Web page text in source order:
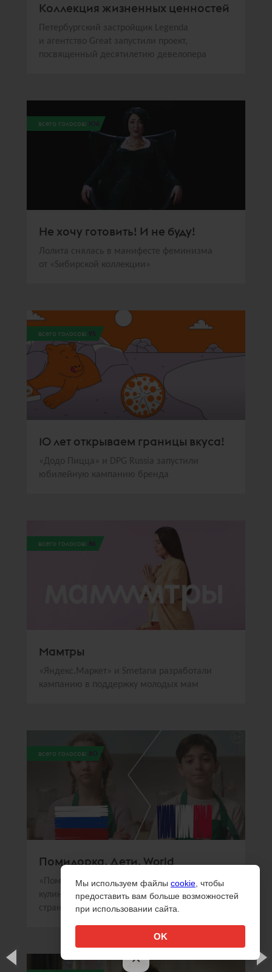
×
Коллекция жизненных ценностей
Петербургский застройщик Legenda
и агентство Great запустили проект,
посвященный десятилетию девелопера
всего голосов: 106
Не хочу готовить! И не буду!
Лолита снялась в манифесте феминизма
от «Sибирской коллекции»
всего голосов: 95
10 лет открываем границы вкуса!
«Додо Пицца» и DPG Russia запустили
юбилейную кампанию бренда
всего голосов: 86
Мамтры
«Яндекс.Маркет» и Smetana разработали
кампанию в поддержку молодых мам
всего голосов: 80
Помидорка. Дети. World
«Помидорка» и Sorry,Guys.Media создали
кулинарное шоу, в котором дети из разных
стран готовили национальные блюда
Мы используем файлы cookie , чтобы
предоставить вам больше возможностей
при использовании сайта.
OK